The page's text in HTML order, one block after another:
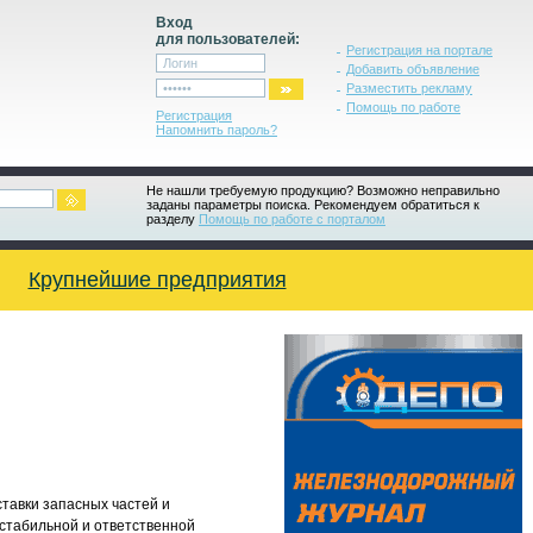
Вход
для пользователей:
Регистрация
Напомнить пароль?
Регистрация на портале
Добавить объявление
Разместить рекламу
Помощь по работе
Не нашли требуемую продукцию? Возможно неправильно
заданы параметры поиска. Рекомендуем обратиться к
разделу Помощь по работе с порталом
Крупнейшие предприятия
запасных частей и
и ответственной